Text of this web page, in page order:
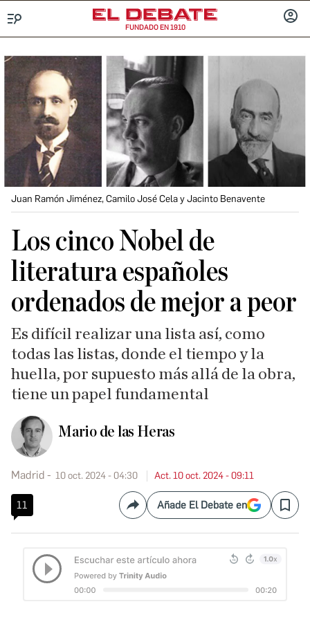
FUNDADO EN 1910
Juan Ramón Jiménez, Camilo José Cela y Jacinto Benavente
Los cinco Nobel de
literatura españoles
ordenados de mejor a peor
Es difícil realizar una lista así, como
todas las listas, donde el tiempo y la
huella, por supuesto más allá de la obra,
tiene un papel fundamental
Mario de las Heras
Madrid 10 oct. 2024 - 04:30 Act. 10 oct. 2024 - 09:11
11 CompartirAñade El Debate en Save